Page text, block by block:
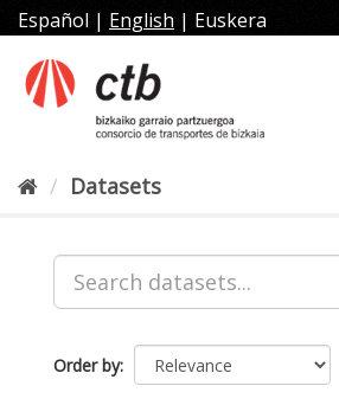
Skip
to
content
Español | English | Euskera
Datasets
Order by